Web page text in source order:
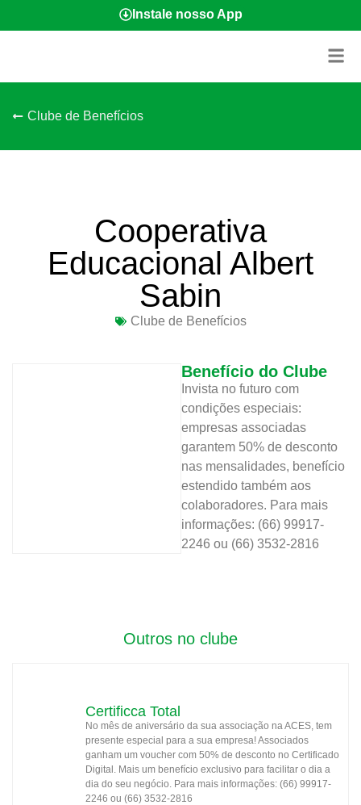
Instale nosso App
Clube de Benefícios
Cooperativa
Educacional Albert
Sabin
Clube de Benefícios
Benefício do Clube
Invista no futuro com
condições especiais:
empresas associadas
garantem 50% de desconto
nas mensalidades, benefício
estendido também aos
colaboradores. Para mais
informações: (66) 99917-
2246 ou (66) 3532-2816
Outros no clube
Certificca Total
No mês de aniversário da sua associação na ACES, tem
presente especial para a sua empresa! Associados
ganham um voucher com 50% de desconto no Certificado
Digital. Mais um benefício exclusivo para facilitar o dia a
dia do seu negócio. Para mais informações: (66) 99917-
2246 ou (66) 3532-2816